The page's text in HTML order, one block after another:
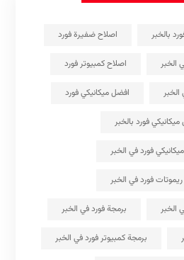
بالخبر اصلاح ضفيرة فورد
الخبر اصلاح كمبيوتر فورد
افضل ميكانيكي فورد
فورد بالخبر
فورد في الخبر
فورد في الخبر
الخبر برمجة فورد في الخبر
برمجة كمبيوتر فورد في الخبر